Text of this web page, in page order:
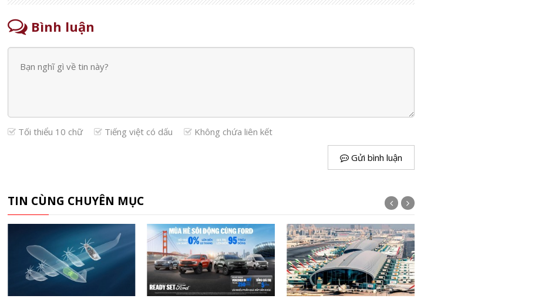
Bình luận
Tối thiểu 10 chữ Tiếng việt có dấu Không chứa liên kết
Gửi bình luận
TIN CÙNG CHUYÊN MỤC